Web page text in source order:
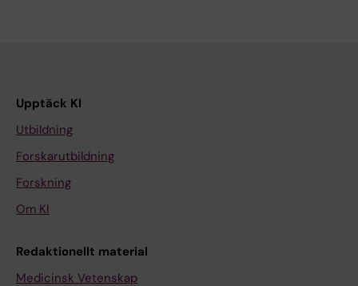
Upptäck KI
Utbildning
Forskarutbildning
Forskning
Om KI
Redaktionellt material
Medicinsk Vetenskap